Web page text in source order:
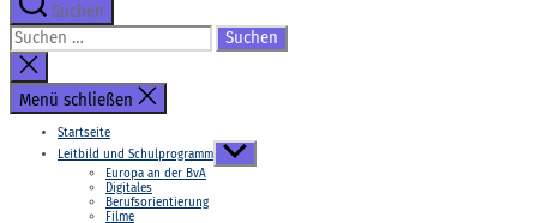
Suchen
Suchen
nach:
Suche
schließen
Menü schließen
Startseite
Leitbild und Schulprogramm
Untermenü
anzeigen
Europa an der BvA
Digitales
Berufsorientierung
Filme